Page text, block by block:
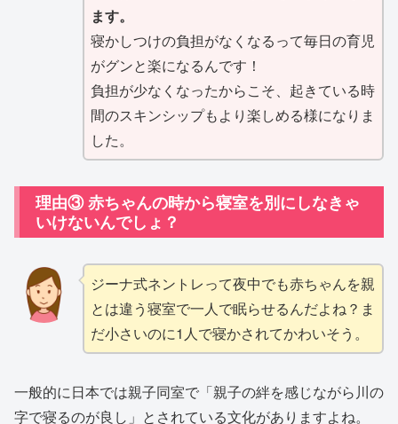
ます。
寝かしつけの負担がなくなるって毎日の育児
がグンと楽になるんです！
負担が少なくなったからこそ、起きている時
間のスキンシップもより楽しめる様になりま
した。
理由③ 赤ちゃんの時から寝室を別にしなきゃ
いけないんでしょ？
ジーナ式ネントレって夜中でも赤ちゃんを親
とは違う寝室で一人で眠らせるんだよね？ま
だ小さいのに1人で寝かされてかわいそう。
一般的に日本では親子同室で「親子の絆を感じながら川の
字で寝るのが良し」とされている文化がありますよね。